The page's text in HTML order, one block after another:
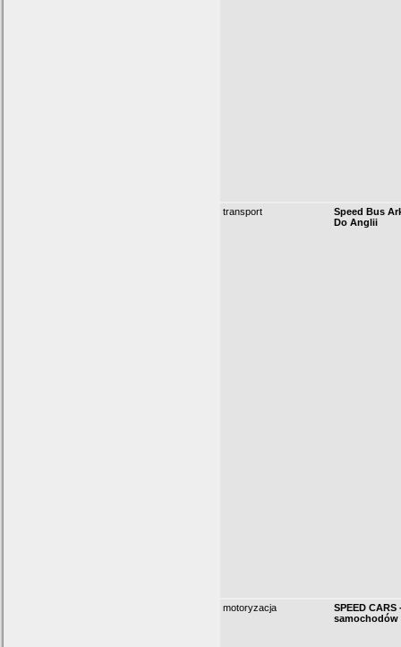
transport
Speed Bus
Do Anglii
motoryzacja
SPEED
samochodów